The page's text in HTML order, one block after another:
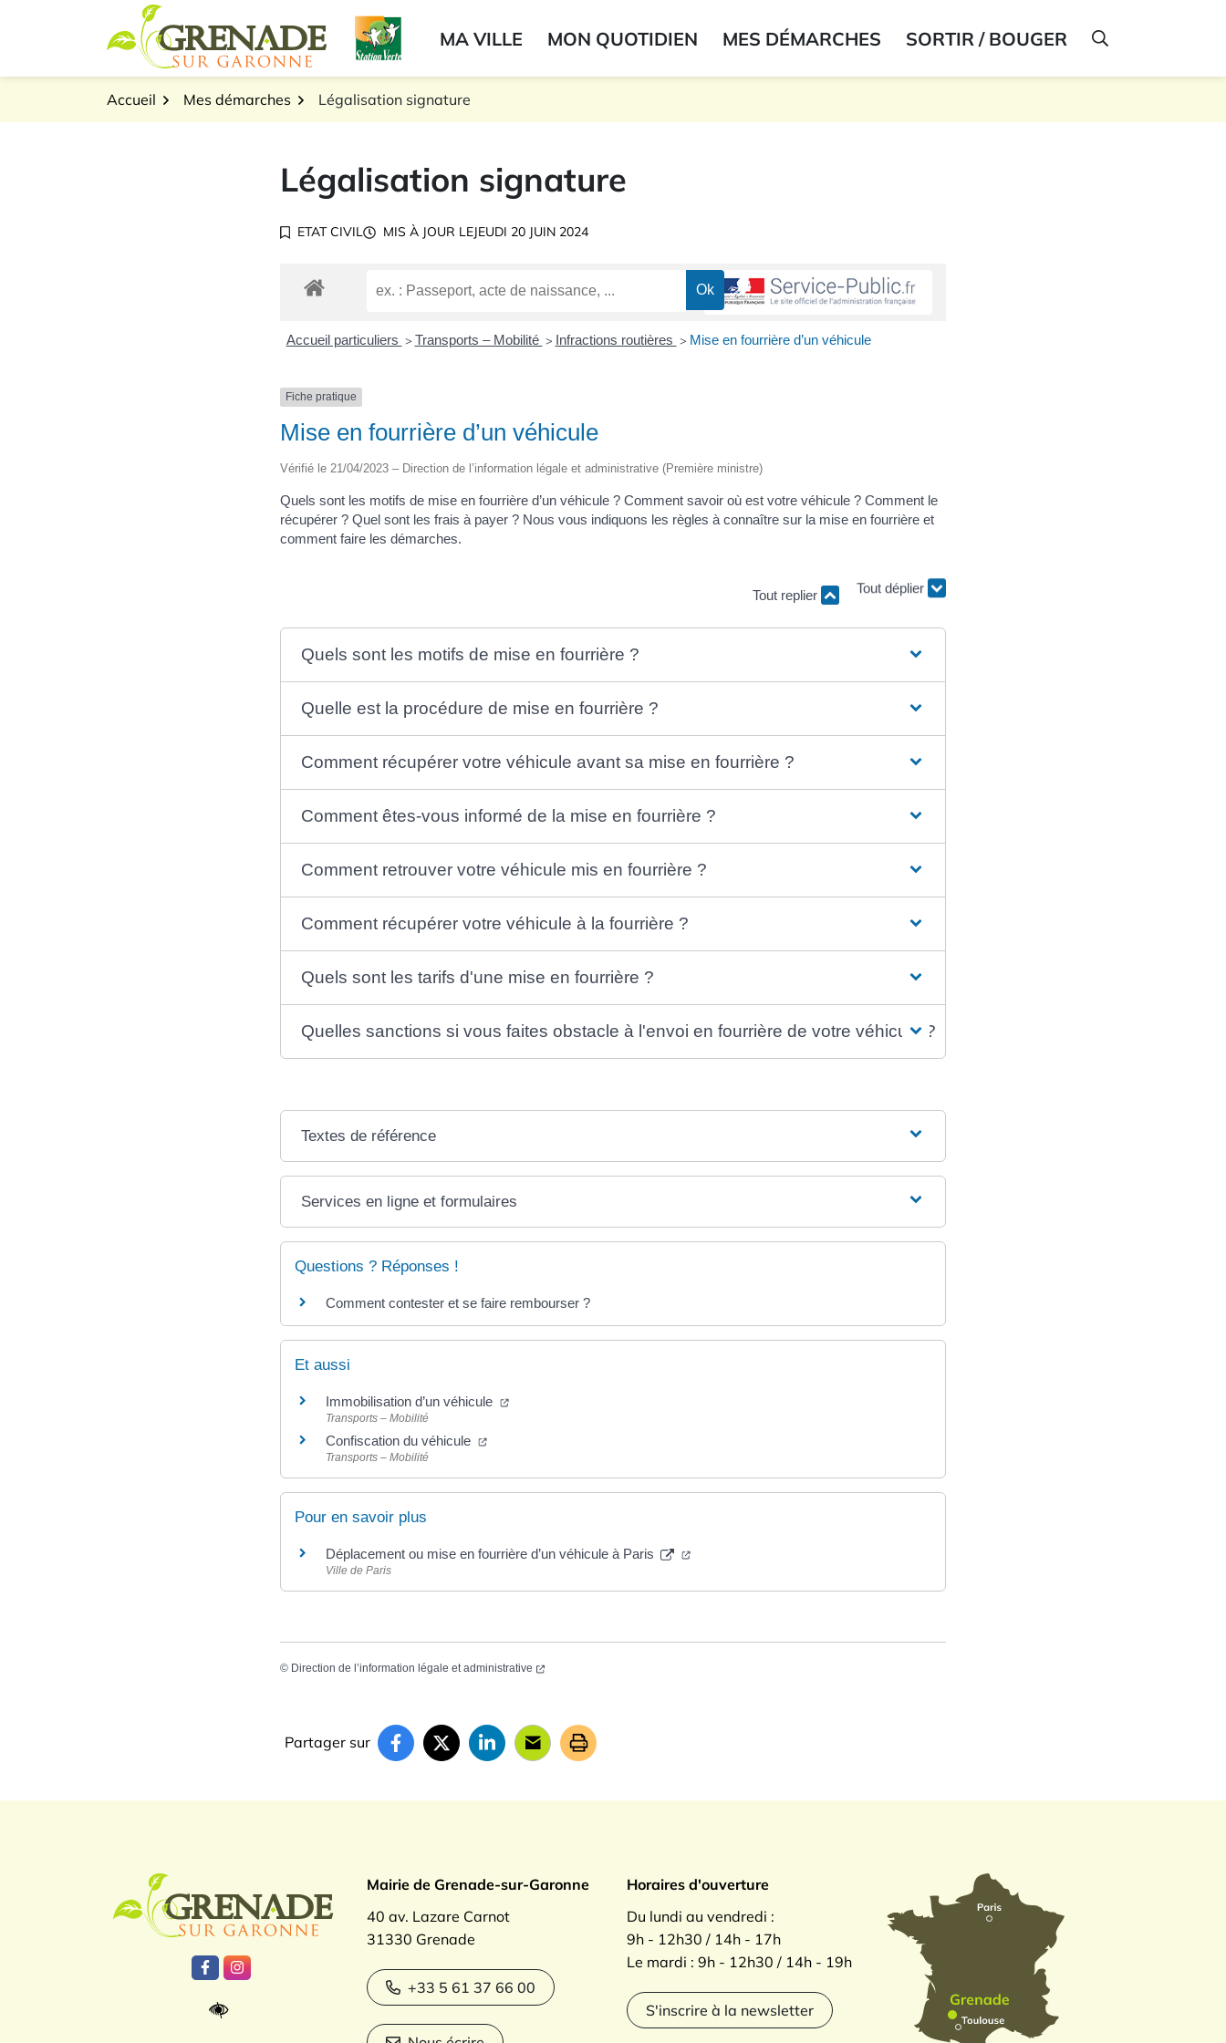
Logo Grenade sur GaronneMA VILLE MON QUOTIDIEN MES DÉMARCHES SORTIR / BOUGER AFFICHER LA
Accueil Mes démarches Légalisation signature
Légalisation signature
ETAT CIVIL MIS À JOUR LEJEUDI 20 JUIN 2024
Accueil particuliers > Transports – Mobilité > Infractions routières > Mise en fourrière d’un véhicule
Fiche pratique
Mise en fourrière d’un véhicule
Vérifié le 21/04/2023 – Direction de l’information légale et administrative (Première ministre)
Quels sont les motifs de mise en fourrière d’un véhicule ? Comment savoir où est votre véhicule ? Comment le
récupérer ? Quel sont les frais à payer ? Nous vous indiquons les règles à connaître sur la mise en fourrière et
comment faire les démarches.
Tout replier Tout déplier
Quels sont les motifs de mise en fourrière ?
Quelle est la procédure de mise en fourrière ?
Comment récupérer votre véhicule avant sa mise en fourrière ?
Comment êtes-vous informé de la mise en fourrière ?
Comment retrouver votre véhicule mis en fourrière ?
Comment récupérer votre véhicule à la fourrière ?
Quels sont les tarifs d'une mise en fourrière ?
Quelles sanctions si vous faites obstacle à l'envoi en fourrière de votre véhicule ?
Textes de référence
Services en ligne et formulaires
Questions ? Réponses !
Comment contester et se faire rembourser ?
Et aussi
Immobilisation d’un véhicule
Transports – Mobilité
Confiscation du véhicule
Transports – Mobilité
Pour en savoir plus
Déplacement ou mise en fourrière d’un véhicule à Paris
Ville de Paris
© Direction de l’information légale et administrative
Partager sur
Logo Grenade sur Garonne
Lien vers le compte Facebook
Lien vers le compte Instagram
Mairie de Grenade-sur-Garonne
40 av. Lazare Carnot
31330 Grenade
+33 5 61 37 66 00
Horaires d'ouverture
Du lundi au vendredi :
9h - 12h30 / 14h - 17h
Le mardi : 9h - 12h30 / 14h - 19h
S'inscrire à la newsletter